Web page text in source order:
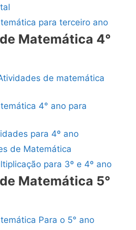
para terceiro ano
Matemática 4°
de matemática
4° ano para
para 4º ano
de Matemática
para 3º e 4º ano
Matemática 5°
Para o 5° ano